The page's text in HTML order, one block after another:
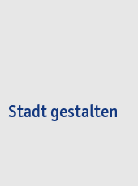
Stadt gestalten